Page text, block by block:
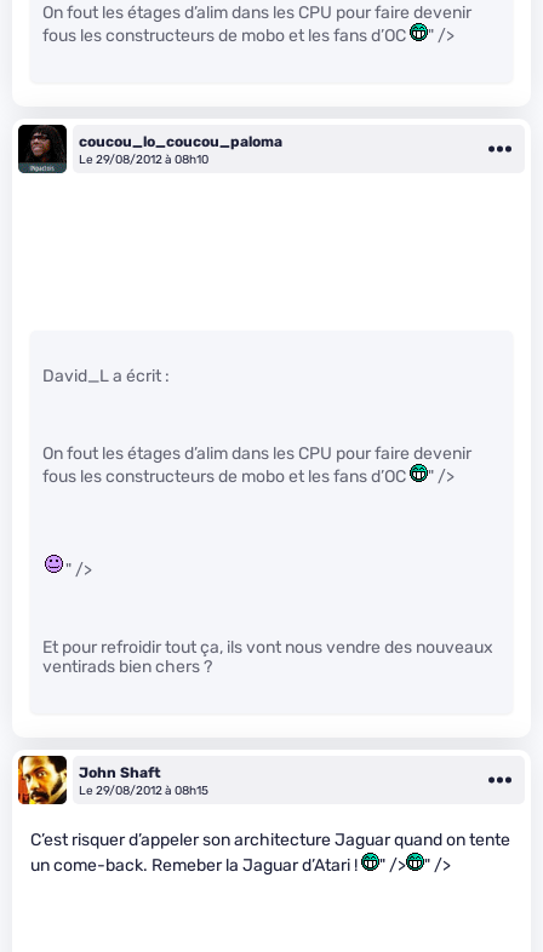
On fout les étages d’alim dans les CPU pour faire devenir
fous les constructeurs de mobo et les fans d’OC
" />
coucou_lo_coucou_paloma
Le 29/08/2012 à 08h10
David_L a écrit :
On fout les étages d’alim dans les CPU pour faire devenir
fous les constructeurs de mobo et les fans d’OC
" />
" />
Et pour refroidir tout ça, ils vont nous vendre des nouveaux
ventirads bien chers ?
John Shaft
Le 29/08/2012 à 08h15
C’est risquer d’appeler son architecture Jaguar quand on tente
un come-back. Remeber la Jaguar d’Atari !
" /> " />